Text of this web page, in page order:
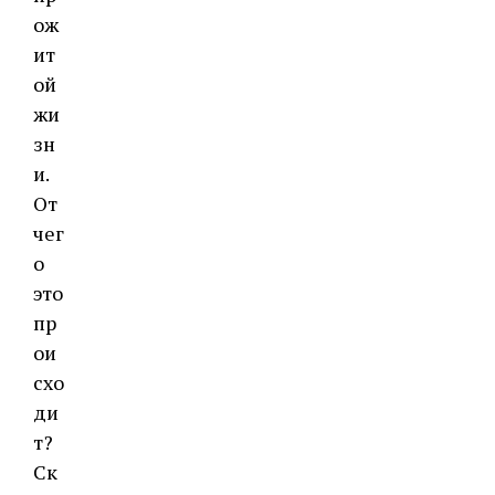
ож
ит
ой
жи
зн
и.
От
чег
о
это
пр
ои
схо
ди
т?
Ск